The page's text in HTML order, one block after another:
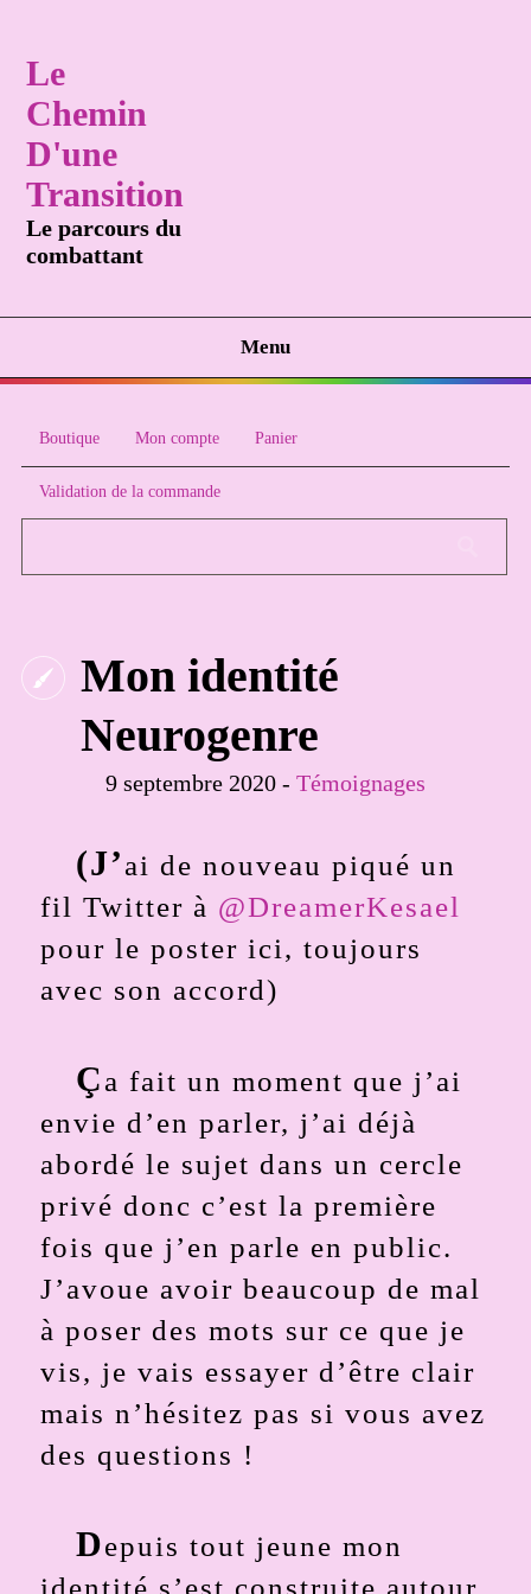
Le
Chemin
D'une
Transition
Le parcours du
combattant
Menu
Boutique Mon compte Panier
Validation de la commande
Mon identité
Neurogenre
9 septembre 2020 - Témoignages
(J’ai de nouveau piqué un
fil Twitter à @DreamerKesael
pour le poster ici, toujours
avec son accord)
Ça fait un moment que j’ai
envie d’en parler, j’ai déjà
abordé le sujet dans un cercle
privé donc c’est la première
fois que j’en parle en public.
J’avoue avoir beaucoup de mal
à poser des mots sur ce que je
vis, je vais essayer d’être clair
mais n’hésitez pas si vous avez
des questions !
Depuis tout jeune mon